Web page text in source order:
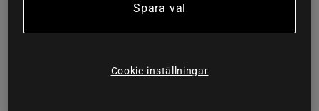
Saffran innehåller över 150 ämnen och en imponerande
mängd växtföreningar som fungerar som antioxidanter.
stress. De mest intressanta föreningarna i saffran inkluderar
crocin, crocetin, safranal och kaempferol. Det är även dessa
Spara val
Cookie-inställningar